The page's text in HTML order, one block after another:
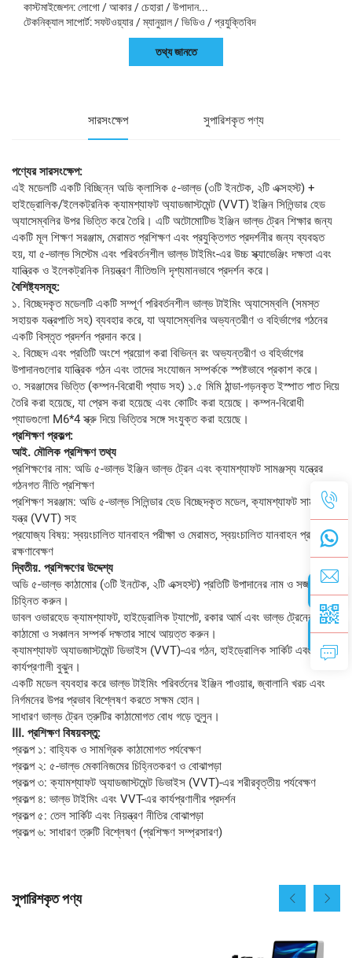
কাস্টমাইজেশন: লোগো / আকার / চেহারা / উপাদান...
টেকনিক্যাল সাপোর্ট: সফটওয়্যার / ম্যানুয়াল / ভিডিও / প্রযুক্তিবিদ
তথ্য জানতে
সারসংক্ষেপ সুপারিশকৃত পণ্য
পণ্যের সারসংক্ষেপ:
এই মডেলটি একটি বিচ্ছিন্ন অডি ক্লাসিক ৫-ভাল্ভ (৩টি ইনটেক, ২টি এক্সহস্ট) +
হাইড্রোলিক/ইলেকট্রনিক ক্যামশ্যাফট অ্যাডজাস্টমেন্ট (VVT) ইঞ্জিন সিলিন্ডার হেড
অ্যাসেম্বলির উপর ভিত্তি করে তৈরি। এটি অটোমোটিভ ইঞ্জিন ভাল্ভ ট্রেন শিক্ষার জন্য
একটি মূল শিক্ষণ সরঞ্জাম, মেরামত প্রশিক্ষণ এবং প্রযুক্তিগত প্রদর্শনীর জন্য ব্যবহৃত
হয়, যা ৫-ভাল্ভ সিস্টেম এবং পরিবর্তনশীল ভাল্ভ টাইমিং-এর উচ্চ স্ক্যাভেঞ্জিং দক্ষতা এবং
যান্ত্রিক ও ইলেকট্রনিক নিয়ন্ত্রণ নীতিগুলি দৃশ্যমানভাবে প্রদর্শন করে।
বৈশিষ্ট্যসমূহ:
১. বিচ্ছেদকৃত মডেলটি একটি সম্পূর্ণ পরিবর্তনশীল ভাল্ভ টাইমিং অ্যাসেম্বলি (সমস্ত
সহায়ক যন্ত্রপাতি সহ) ব্যবহার করে, যা অ্যাসেম্বলির অভ্যন্তরীণ ও বহির্ভাগের গঠনের
একটি বিস্তৃত প্রদর্শন প্রদান করে।
২. বিচ্ছেদ এবং প্রতিটি অংশে প্রয়োগ করা বিভিন্ন রং অভ্যন্তরীণ ও বহির্ভাগের
উপাদানগুলোর যান্ত্রিক গঠন এবং তাদের সংযোজন সম্পর্ককে স্পষ্টভাবে প্রকাশ করে।
৩. সরঞ্জামের ভিত্তি (কম্পন-বিরোধী প্যাড সহ) ১.৫ মিমি ঠান্ডা-গড়নকৃত ইস্পাত পাত দিয়ে
তৈরি করা হয়েছে, যা প্রেস করা হয়েছে এবং কোটিং করা হয়েছে। কম্পন-বিরোধী
প্যাডগুলো M6*4 স্ক্রু দিয়ে ভিত্তির সঙ্গে সংযুক্ত করা হয়েছে।
প্রশিক্ষণ প্রকল্প:
আই. মৌলিক প্রশিক্ষণ তথ্য
প্রশিক্ষণের নাম: অডি ৫-ভাল্ভ ইঞ্জিন ভাল্ভ ট্রেন এবং ক্যামশ্যাফট সামঞ্জস্য যন্ত্রের
গঠনগত নীতি প্রশিক্ষণ
প্রশিক্ষণ সরঞ্জাম: অডি ৫-ভাল্ভ সিলিন্ডার হেড বিচ্ছেদকৃত মডেল, ক্যামশ্যাফট সামঞ্জস্য
যন্ত্র (VVT) সহ
প্রযোজ্য বিষয়: স্বয়ংচালিত যানবাহন পরীক্ষা ও মেরামত, স্বয়ংচালিত যানবাহন প্রয়োগ ও
রক্ষণাবেক্ষণ
দ্বিতীয়. প্রশিক্ষণের উদ্দেশ্য
অডি ৫-ভাল্ভ কাঠামোর (৩টি ইনটেক, ২টি এক্সহস্ট) প্রতিটি উপাদানের নাম ও সজ্জা
চিহ্নিত করুন।
ডাবল ওভারহেড ক্যামশ্যাফট, হাইড্রোলিক ট্যাপেট, রকার আর্ম এবং ভাল্ভ ট্রেনের
কাঠামো ও সঞ্চালন সম্পর্ক দক্ষতার সাথে আয়ত্ত করুন।
ক্যামশ্যাফট অ্যাডজাস্টমেন্ট ডিভাইস (VVT)-এর গঠন, হাইড্রোলিক সার্কিট এবং
কার্যপ্রণালী বুঝুন।
একটি মডেল ব্যবহার করে ভাল্ভ টাইমিং পরিবর্তনের ইঞ্জিন পাওয়ার, জ্বালানি খরচ এবং
নির্গমনের উপর প্রভাব বিশ্লেষণ করতে সক্ষম হোন।
সাধারণ ভাল্ভ ট্রেন ত্রুটির কাঠামোগত বোধ গড়ে তুলুন।
III. প্রশিক্ষণ বিষয়বস্তু:
প্রকল্প ১: বাহ্যিক ও সামগ্রিক কাঠামোগত পর্যবেক্ষণ
প্রকল্প ২: ৫-ভাল্ভ মেকানিজমের চিহ্নিতকরণ ও বোঝাপড়া
প্রকল্প ৩: ক্যামশ্যাফট অ্যাডজাস্টমেন্ট ডিভাইস (VVT)-এর শরীরবৃত্তীয় পর্যবেক্ষণ
প্রকল্প ৪: ভাল্ভ টাইমিং এবং VVT-এর কার্যপ্রণালীর প্রদর্শন
প্রকল্প ৫: তেল সার্কিট এবং নিয়ন্ত্রণ নীতির বোঝাপড়া
প্রকল্প ৬: সাধারণ ত্রুটি বিশ্লেষণ (প্রশিক্ষণ সম্প্রসারণ)
সুপারিশকৃত পণ্য